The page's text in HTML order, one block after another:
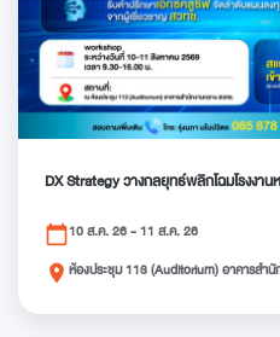
DX Strategy วางกลยุทธ์พลิกโฉมโรงงา
calendar_today10 ส.ค. 26 - 11 ส.ค. 26
place ห้องประชุม 113 (Auditorium) อาคารสำ